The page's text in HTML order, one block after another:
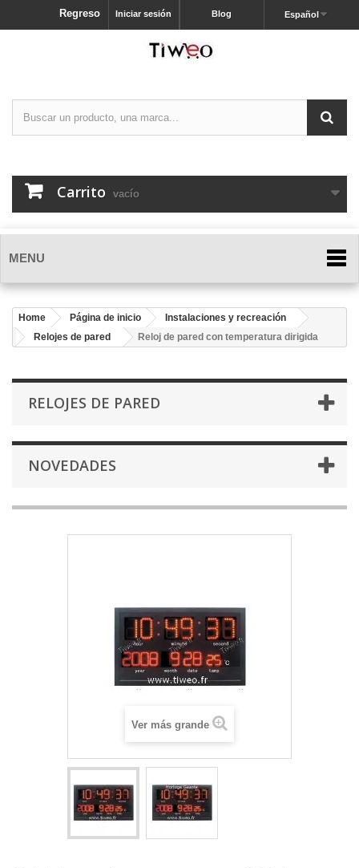
Español
Blog
Iniciar sesión
Regreso
Carrito vacío
MENU
Home Página de inicio
Instalaciones y recreación
Relojes de pared
Reloj de pared con temperatura dirigida
RELOJES DE PARED
NOVEDADES
Ver más grande